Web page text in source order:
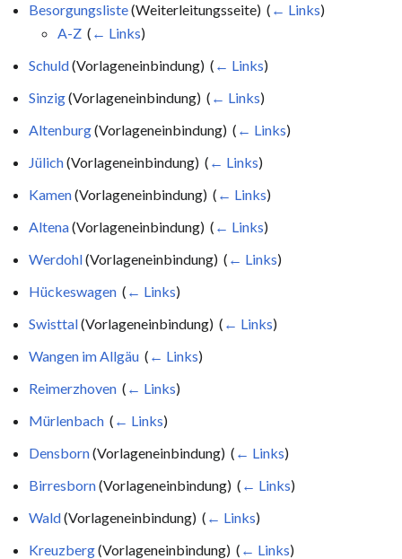
Besorgungsliste(Weiterleitungsseite) ‎ ( ← Links)
A-Z ( ← Links)
Schuld(Vorlageneinbindung) ‎ ( ← Links)
Sinzig(Vorlageneinbindung) ‎ ( ← Links)
Altenburg(Vorlageneinbindung) ‎ ( ← Links)
Jülich(Vorlageneinbindung) ‎ ( ← Links)
Kamen(Vorlageneinbindung) ‎ ( ← Links)
Altena(Vorlageneinbindung) ‎ ( ← Links)
Werdohl(Vorlageneinbindung) ‎ ( ← Links)
Hückeswagen ( ← Links)
Swisttal(Vorlageneinbindung) ‎ ( ← Links)
Wangen im Allgäu ( ← Links)
Reimerzhoven ( ← Links)
Mürlenbach ( ← Links)
Densborn(Vorlageneinbindung) ‎ ( ← Links)
Birresborn(Vorlageneinbindung) ‎ ( ← Links)
Wald(Vorlageneinbindung) ‎ ( ← Links)
Kreuzberg(Vorlageneinbindung) ‎ ( ← Links)